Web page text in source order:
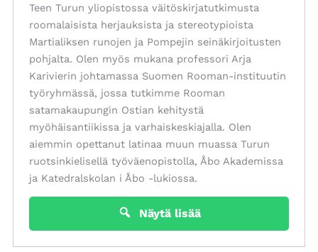
Teen Turun yliopistossa väitöskirjatutkimusta
roomalaisista herjauksista ja stereotypioista
Martialiksen runojen ja Pompejin seinäkirjoitusten
pohjalta. Olen myös mukana professori Arja
Karivierin johtamassa Suomen Rooman-instituutin
työryhmässä, jossa tutkimme Rooman
satamakaupungin Ostian kehitystä
myöhäisantiikissa ja varhaiskeskiajalla. Olen
aiemmin opettanut latinaa muun muassa Turun
ruotsinkielisellä työväenopistolla, Åbo Akademissa
ja Katedralskolan i Åbo -lukiossa.
Näytä lisää